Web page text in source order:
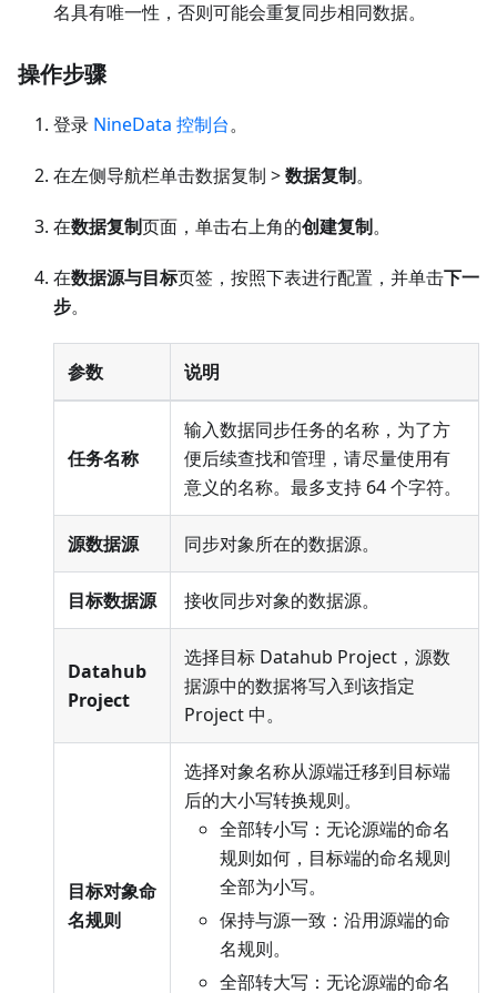
名具有唯一性，否则可能会重复同步相同数据。
操作步骤
登录 NineData 控制台。
在左侧导航栏单击数据复制 >数据复制。
在数据复制页面，单击右上角的创建复制。
在数据源与目标页签，按照下表进行配置，并单击下一
步。
参数 说明
任务名称
输入数据同步任务的名称，为了方
便后续查找和管理，请尽量使用有
意义的名称。最多支持 64 个字符。
源数据源 同步对象所在的数据源。
目标数据源 接收同步对象的数据源。
Datahub
Project
选择目标 Datahub Project，源数
据源中的数据将写入到该指定
Project 中。
目标对象命
名规则
选择对象名称从源端迁移到目标端
后的大小写转换规则。
全部转小写：无论源端的命名
规则如何，目标端的命名规则
全部为小写。
保持与源一致：沿用源端的命
名规则。
全部转大写：无论源端的命名